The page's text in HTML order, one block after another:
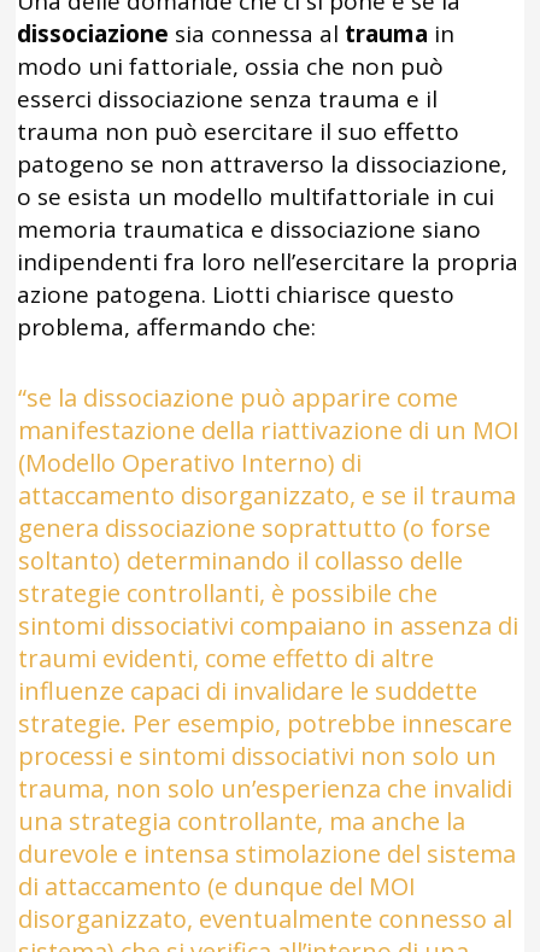
dissociazione sia connessa al trauma in
modo uni fattoriale, ossia che non può
esserci dissociazione senza trauma e il
trauma non può esercitare il suo effetto
patogeno se non attraverso la dissociazione,
o se esista un modello multifattoriale in cui
memoria traumatica e dissociazione siano
indipendenti fra loro nell’esercitare la propria
azione patogena. Liotti chiarisce questo
problema, affermando che:
“se la dissociazione può apparire come
manifestazione della riattivazione di un MOI
(Modello Operativo Interno) di
attaccamento disorganizzato, e se il trauma
genera dissociazione soprattutto (o forse
soltanto) determinando il collasso delle
strategie controllanti, è possibile che
sintomi dissociativi compaiano in assenza di
traumi evidenti, come effetto di altre
influenze capaci di invalidare le suddette
strategie. Per esempio, potrebbe innescare
processi e sintomi dissociativi non solo un
trauma, non solo un’esperienza che invalidi
una strategia controllante, ma anche la
durevole e intensa stimolazione del sistema
di attaccamento (e dunque del MOI
disorganizzato, eventualmente connesso al